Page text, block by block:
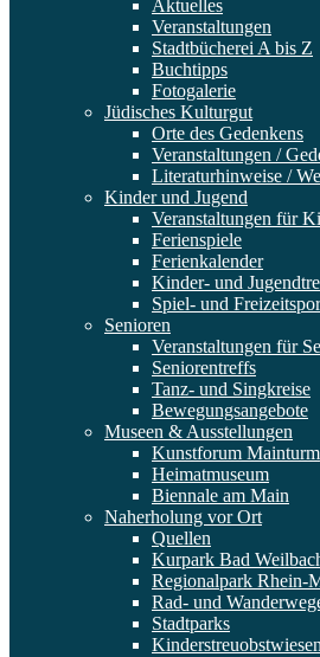
Aktuelles
Veranstaltungen
Stadtbücherei A bis Z
Buchtipps
Fotogalerie
Jüdisches Kulturgut
Orte des Gedenkens
Veranstaltungen /
Literaturhinweise /
Kinder und Jugend
Veranstaltungen für
Ferienspiele
Ferienkalender
Kinder- und
Spiel- und
Senioren
Veranstaltungen für
Seniorentreffs
Tanz- und Singkreise
Bewegungsangebote
Museen & Ausstellungen
Kunstforum Mainturm
Heimatmuseum
Biennale am Main
Naherholung vor Ort
Quellen
Kurpark Bad
Regionalpark Rhein-
Rad- und
Stadtparks
Kinderstreuobstwiesen